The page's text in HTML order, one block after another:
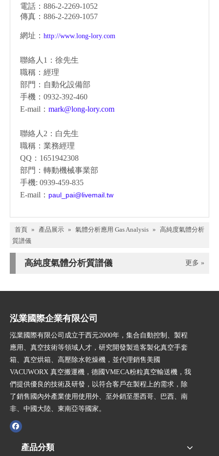
電話：886-2-2269-1052
傳真：886-2-2269-1057
網址： http://www.long-lory.com
聯絡人1：徐先生
職稱：經理
部門：自動化設備部
手機：0932-392-460
E-mail： mark@long-lory.com
聯絡人2：白先生
職稱：業務經理
QQ：1651942308
部門：轉動機械事業部
手機: 0939-459-835
E-mail： paul_pai@livemail.tw
首頁 » 產品展示 » 氣體分析應用 Gas Analysis » 高純度氣體分析
質譜儀
高純度氣體分析質譜儀 更多 »
泓業國際企業有限公司
泓業國際有限公司成立于西元2000年，集合自動控制、製程
應用、真空技術等領域人才，研究開發製造客製化真空手套
箱、真空烘箱、高壓除水乾燥機，並代理銷售美國
VACUWORX 真空搬運機，德國VMECA粉粒真空輸送機，我
們提供優良的技術及研發，以符合客戶在製程上的需求，除
了銷售國內外產業使用使用外、至外銷至墨西哥、巴西、南
非、中國大陸、東南亞等國家。
產品分類